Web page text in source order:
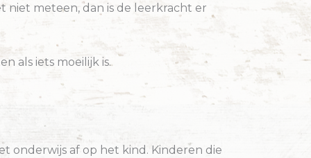
niet meteen, dan is de leerkracht er
als iets moeilijk is.
onderwijs af op het kind. Kinderen die